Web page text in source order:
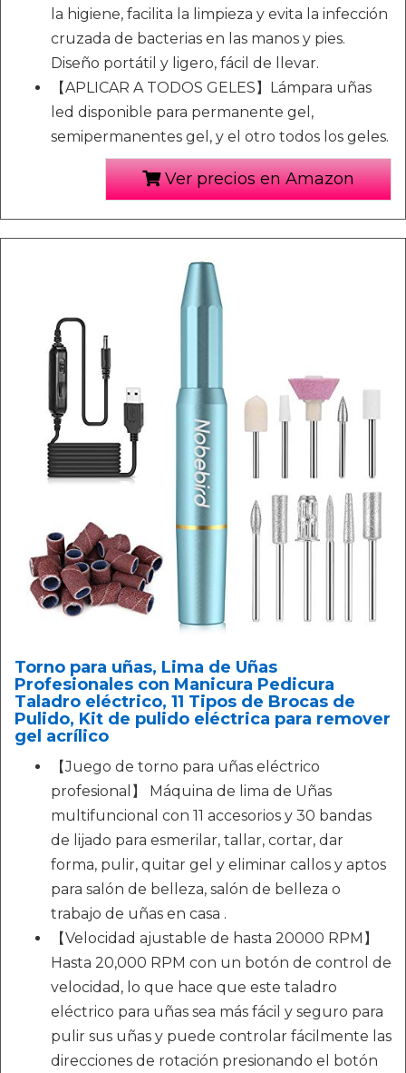
la higiene, facilita la limpieza y evita la infección
cruzada de bacterias en las manos y pies.
Diseño portátil y ligero, fácil de llevar.
【APLICAR A TODOS GELES】Lámpara uñas
led disponible para permanente gel,
semipermanentes gel, y el otro todos los geles.
Ver precios en Amazon
Torno para uñas, Lima de Uñas
Profesionales con Manicura Pedicura
Taladro eléctrico, 11 Tipos de Brocas de
Pulido, Kit de pulido eléctrica para remover
gel acrílico
【Juego de torno para uñas eléctrico
profesional】 Máquina de lima de Uñas
multifuncional con 11 accesorios y 30 bandas
de lijado para esmerilar, tallar, cortar, dar
forma, pulir, quitar gel y eliminar callos y aptos
para salón de belleza, salón de belleza o
trabajo de uñas en casa .
【Velocidad ajustable de hasta 20000 RPM】
Hasta 20,000 RPM con un botón de control de
velocidad, lo que hace que este taladro
eléctrico para uñas sea más fácil y seguro para
pulir sus uñas y puede controlar fácilmente las
direcciones de rotación presionando el botón